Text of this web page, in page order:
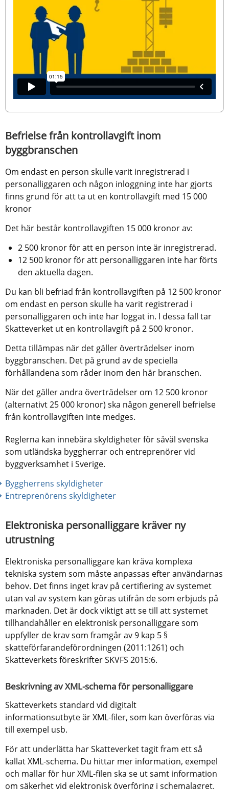
Befrielse från kontrollavgift inom
byggbranschen
Om endast en person skulle varit inregistrerad i
personalliggaren och någon inloggning inte har gjorts
finns grund för att ta ut en kontrollavgift med 15 000
kronor
Det här består kontrollavgiften 15 000 kronor av:
2 500 kronor för att en person inte är inregistrerad.
12 500 kronor för att personalliggaren inte har förts
den aktuella dagen.
Du kan bli befriad från kontrollavgiften på 12 500 kronor
om endast en person skulle ha varit registrerad i
personalliggaren och inte har loggat in. I dessa fall tar
Skatteverket ut en kontrollavgift på 2 500 kronor.
Detta tillämpas när det gäller överträdelser inom
byggbranschen. Det på grund av de speciella
förhållandena som råder inom den här branschen.
När det gäller andra överträdelser om 12 500 kronor
(alternativt 25 000 kronor) ska någon generell befrielse
från kontrollavgiften inte medges.
Reglerna kan innebära skyldigheter för såväl svenska
som utländska byggherrar och entreprenörer vid
byggverksamhet i Sverige.
Byggherrens skyldigheter
Entreprenörens skyldigheter
Elektroniska personalliggare kräver ny
utrustning
Elektroniska personalliggare kan kräva komplexa
tekniska system som måste anpassas efter användarnas
behov. Det finns inget krav på certifiering av systemet
utan val av system kan göras utifrån de som erbjuds på
marknaden. Det är dock viktigt att se till att systemet
tillhandahåller en elektronisk personalliggare som
uppfyller de krav som framgår av 9 kap 5 §
skatteförfarandeförordningen (2011:1261) och
Skatteverkets föreskrifter SKVFS 2015:6.
Beskrivning av XML-schema för personalliggare
Skatteverkets standard vid digitalt
informationsutbyte är XML-filer, som kan överföras via
till exempel usb.
För att underlätta har Skatteverket tagit fram ett så
kallat XML-schema. Du hittar mer information, exempel
och mallar för hur XML-filen ska se ut samt information
om säkerhet vid elektronisk överföring i schemalagret.